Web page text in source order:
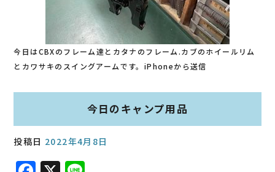
今日はCBXのフレーム達とカタナのフレーム.カブのホイールリム
とカワサキのスイングアームです。iPhoneから送信
今日のキャンプ用品
投稿日 2022年4月8日